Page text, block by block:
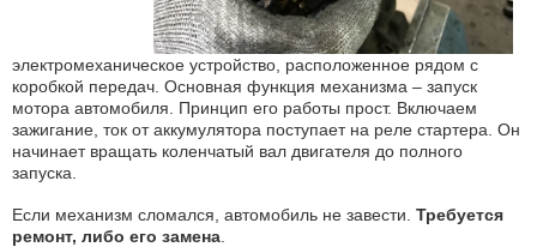
электромеханическое устройство, расположенное рядом с
коробкой передач. Основная функция механизма – запуск
мотора автомобиля. Принцип его работы прост. Включаем
зажигание, ток от аккумулятора поступает на реле стартера. Он
начинает вращать коленчатый вал двигателя до полного
запуска.
Если механизм сломался, автомобиль не завести. Требуется
ремонт, либо его замена